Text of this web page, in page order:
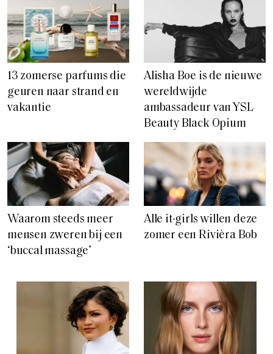
13 zomerse parfums die
geuren naar strand en
vakantie
Alisha Boe is de nieuwe
wereldwijde
ambassadeur van YSL
Beauty Black Opium
Waarom steeds meer
mensen zweren bij een
‘buccal massage’
Alle it-girls willen deze
zomer een Rivièra Bob